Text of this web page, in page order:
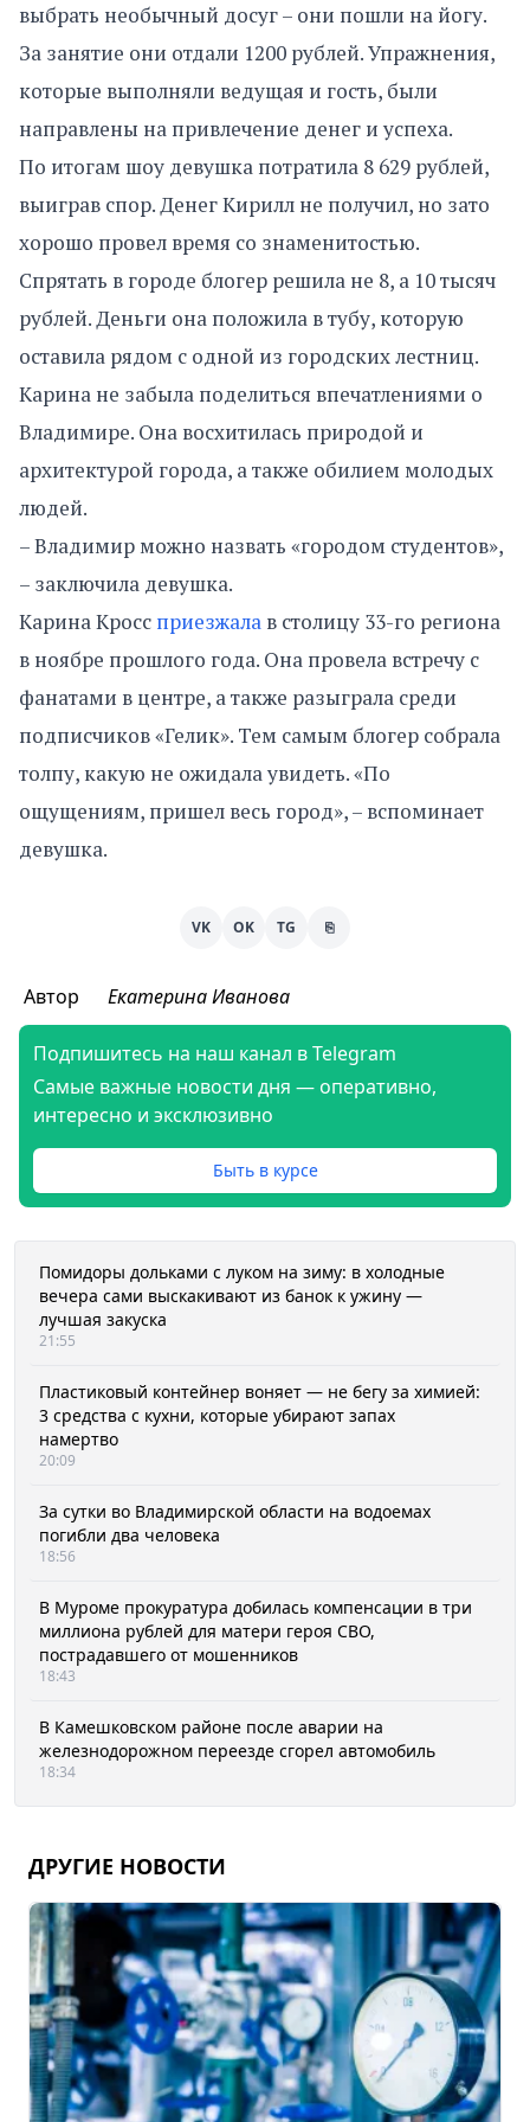
выбрать необычный досуг – они пошли на йогу.
За занятие они отдали 1200 рублей. Упражнения,
которые выполняли ведущая и гость, были
направлены на привлечение денег и успеха.
По итогам шоу девушка потратила 8 629 рублей,
выиграв спор. Денег Кирилл не получил, но зато
хорошо провел время со знаменитостью.
Спрятать в городе блогер решила не 8, а 10 тысяч
рублей. Деньги она положила в тубу, которую
оставила рядом с одной из городских лестниц.
Карина не забыла поделиться впечатлениями о
Владимире. Она восхитилась природой и
архитектурой города, а также обилием молодых
людей.
– Владимир можно назвать «городом студентов»,
– заключила девушка.
Карина Кросс приезжала в столицу 33-го региона
в ноябре прошлого года. Она провела встречу с
фанатами в центре, а также разыграла среди
подписчиков «Гелик». Тем самым блогер собрала
толпу, какую не ожидала увидеть. «По
ощущениям, пришел весь город», – вспоминает
девушка.
VK OK TG ⎘
Автор Екатерина Иванова
Подпишитесь на наш канал в Telegram
Самые важные новости дня — оперативно,
интересно и эксклюзивно
Быть в курсе
Помидоры дольками с луком на зиму: в холодные
вечера сами выскакивают из банок к ужину —
лучшая закуска
21:55
Пластиковый контейнер воняет — не бегу за химией:
3 средства с кухни, которые убирают запах
намертво
20:09
За сутки во Владимирской области на водоемах
погибли два человека
18:56
В Муроме прокуратура добилась компенсации в три
миллиона рублей для матери героя СВО,
пострадавшего от мошенников
18:43
В Камешковском районе после аварии на
железнодорожном переезде сгорел автомобиль
18:34
ДРУГИЕ НОВОСТИ